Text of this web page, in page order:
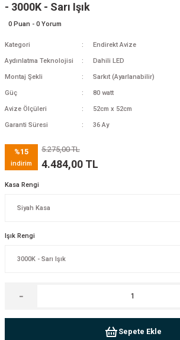
- 3000K - Sarı Işık
0 Puan - 0 Yorum
Kategori Endirekt Avize
Aydınlatma Teknolojisi Dahili LED
Montaj Şekli Sarkıt (Ayarlanabilir)
Güç 80 watt
Avize Ölçüleri 52cm x 52cm
Garanti Süresi 36 Ay
%15
indirim
5.275,00 TL
4.484,00 TL
Kasa Rengi
Işık Rengi
Sepete Ekle